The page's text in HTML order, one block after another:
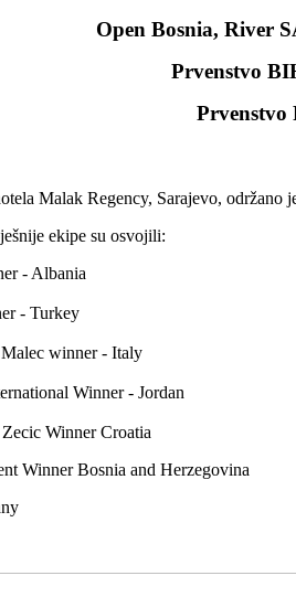
Open Bosnia, River
Prvenstvo
Prvenstvo
Malak Regency, Sarajevo,
ekipe su osvojili:
- Albania
- Turkey
winner - Italy
Winner - Jordan
Winner Croatia
Winner Bosnia and Herzegovina